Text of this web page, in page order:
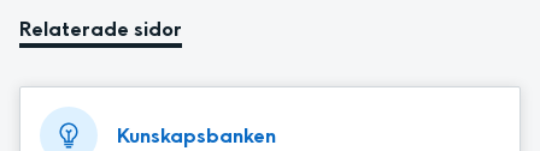
Relaterade sidor
Kunskapsbanken